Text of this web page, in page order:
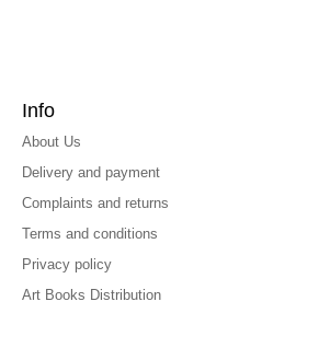
Info
About Us
Delivery and payment
Complaints and returns
Terms and conditions
Privacy policy
Art Books Distribution